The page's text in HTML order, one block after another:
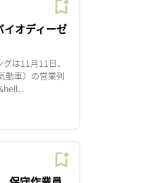
イオディーゼ
は11月11日、
動車）の営業列